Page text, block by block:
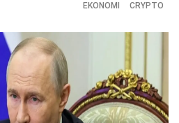
EKONOMI CRYPTO